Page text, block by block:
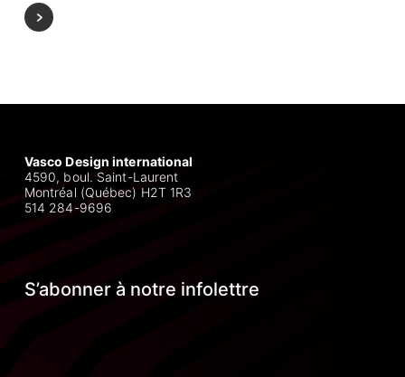
Vasco Design international
4590, boul. Saint-Laurent
Montréal (Québec) H2T 1R3
514 284-9696
S’abonner à notre infolettre